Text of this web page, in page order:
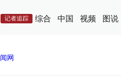
记者追踪 综合 中国 视频 图说
网